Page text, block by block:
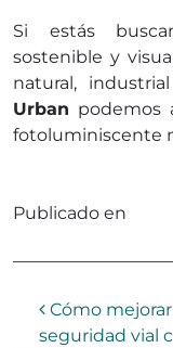
Si estás
sostenible y
natural,
Urban podemos
fotoluminiscente
Publicado en
Cómo
seguridad vial